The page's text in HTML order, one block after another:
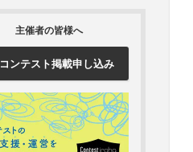
主催者の皆様へ
コンテスト掲載申し込み